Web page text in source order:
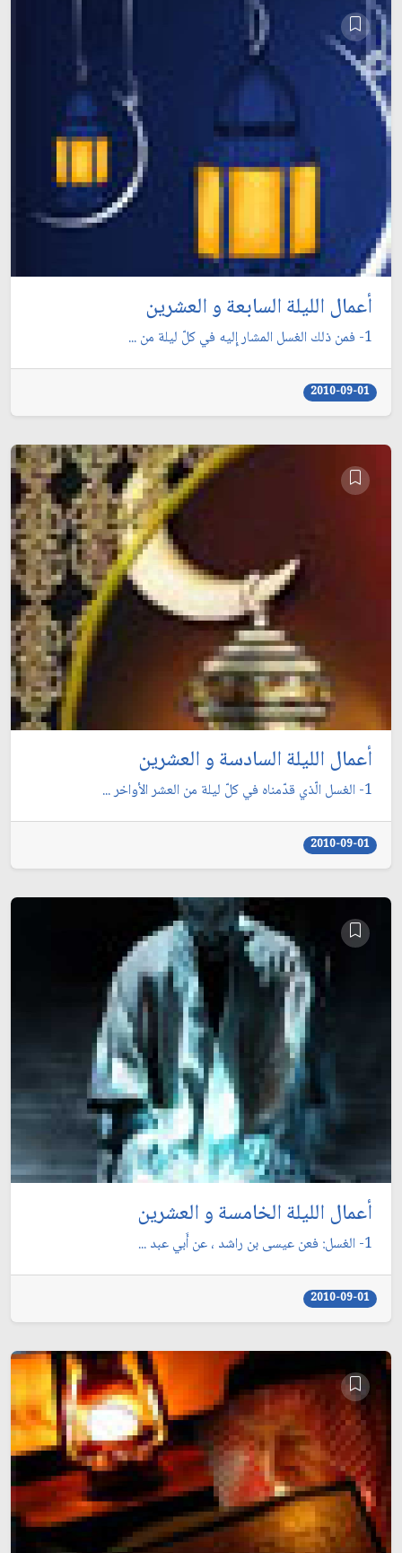
أعمال الليلة السابعة و العشرين
1- فمن ذلك الغسل المشار إِليه في كلّ ليلة من ...
2010-09-01
أعمال الليلة السادسة و العشرين
1- الغسل الّذي قدّمناه في كلّ ليلة من العشر الأواخر ...
2010-09-01
أعمال الليلة الخامسة و العشرين
1- الغسل: فعن عيسى بن راشد ، عن أَبي عبد ...
2010-09-01